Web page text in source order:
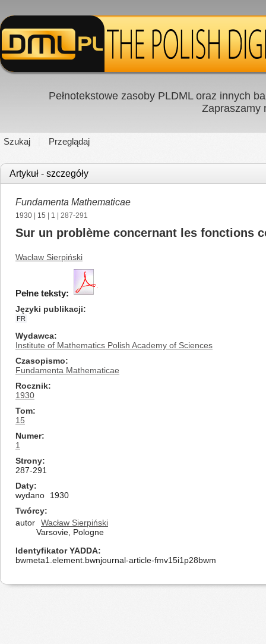
Pełnotekstowe zasoby PLDML oraz innych
Zapraszamy
Szukaj Przeglądaj
Artykuł - szczegóły
Fundamenta Mathematicae
1930 15 1 | 287-291
Sur un problème concernant les fonctions
Wacław Sierpiński
Pełne teksty:
Języki publikacji
FR
Wydawca
Institute of Mathematics Polish Academy of Sciences
Czasopismo
Fundamenta Mathematicae
Rocznik
1930
Tom
15
Numer
1
Strony
287-291
Daty
wydano
1930
Twórcy
autor
Wacław Sierpiński
Varsovie, Pologne
Identyfikator YADDA
bwmeta1.element.bwnjournal-article-fmv15i1p28bwm